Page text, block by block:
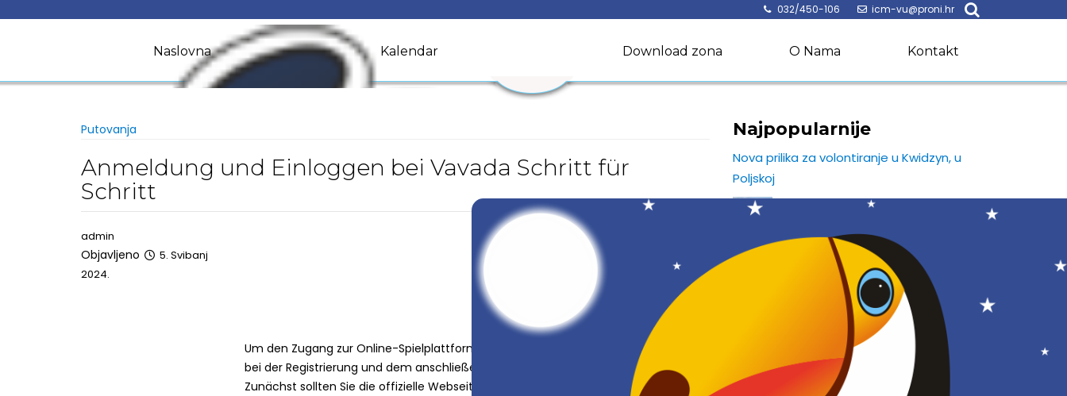
032/450-106 icm-vu@proni.hr
Naslovna Vijesti Kalendar Download zona O Nama Kontakt
Putovanja
Anmeldung und Einloggen bei Vavada Schritt für
Schritt
Um den Zugang zur Online-Spielplattform problemlos zu gestalten, sind die Schritte
bei der Registrierung und dem anschließenden Zugriff auf Ihr Konto klar strukturiert.
Zunächst sollten Sie die offizielle Webseite besuchen und sich für ein neues Konto
admin
Objavljeno
5. Svibanj
2024.
Najpopularnije
Nova prilika za volontiranje u Kwidzyn, u
Poljskoj
Organizacija Stowarzyszenie
> pročitaj više…
Započela provedba projekta Words Shape
PRONI Centar započeo je s
provedbom projekta
> pročitaj više…